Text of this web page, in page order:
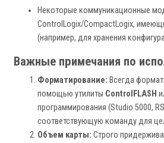
Некоторые коммуникационные
ControlLogix/CompactLogix,
(например, для хранения
Важные примечания по
Форматирование: Всегда
помощью утилиты ControlFLASH
программирования (Studio 5000,
соответствующую команду для
Объем карты: Строго